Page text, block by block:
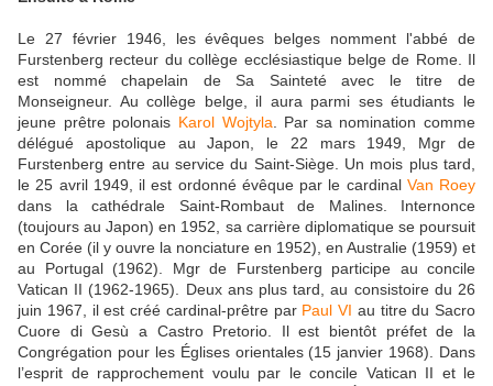
Le 27 février 1946, les évêques belges nomment l'abbé de
Furstenberg recteur du collège ecclésiastique belge de Rome. Il
est nommé chapelain de Sa Sainteté avec le titre de
Monseigneur. Au collège belge, il aura parmi ses étudiants le
jeune prêtre polonais Karol Wojtyla . Par sa nomination comme
délégué apostolique au Japon, le 22 mars 1949, Mgr de
Furstenberg entre au service du Saint-Siège. Un mois plus tard,
le 25 avril 1949, il est ordonné évêque par le cardinal Van Roey
dans la cathédrale Saint-Rombaut de Malines. Internonce
(toujours au Japon) en 1952, sa carrière diplomatique se poursuit
en Corée (il y ouvre la nonciature en 1952), en Australie (1959) et
au Portugal (1962). Mgr de Furstenberg participe au concile
Vatican II (1962-1965). Deux ans plus tard, au consistoire du 26
juin 1967, il est créé cardinal-prêtre par Paul VI au titre du Sacro
Cuore di Gesù a Castro Pretorio. Il est bientôt préfet de la
Congrégation pour les Églises orientales (15 janvier 1968). Dans
l’esprit de rapprochement voulu par le concile Vatican II et le